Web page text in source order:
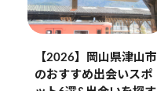
【2026】岡山県津山市
のおすすめ出会いスポ